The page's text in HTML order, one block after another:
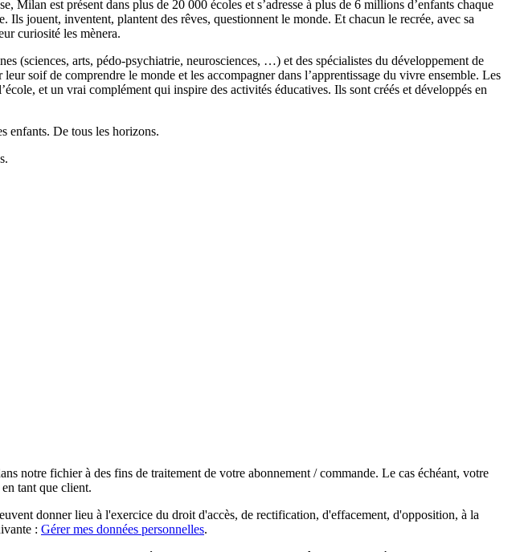
est présent dans plus de 20 000 écoles et s’adresse à plus de 6 millions d’enfants chaque
jouent, inventent, plantent des rêves, questionnent le monde. Et chacun le recrée, avec sa
curiosité les mènera.
(sciences, arts, pédo-psychiatrie, neurosciences, …) et des spécialistes du développement de
soif de comprendre le monde et les accompagner dans l’apprentissage du vivre ensemble. Les
et un vrai complément qui inspire des activités éducatives. Ils sont créés et développés en
enfants. De tous les horizons.
notre fichier à des fins de traitement de votre abonnement / commande. Le cas échéant, votre
tant que client.
donner lieu à l'exercice du droit d'accès, de rectification, d'effacement, d'opposition, à la
: Gérer mes données personnelles.